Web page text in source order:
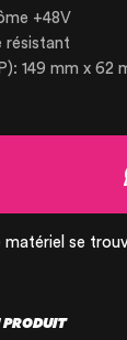
+48V
résistant
149 mm x 62
se